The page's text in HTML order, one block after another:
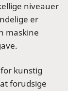
niveauer
er
maskine
kunstig
forudsige